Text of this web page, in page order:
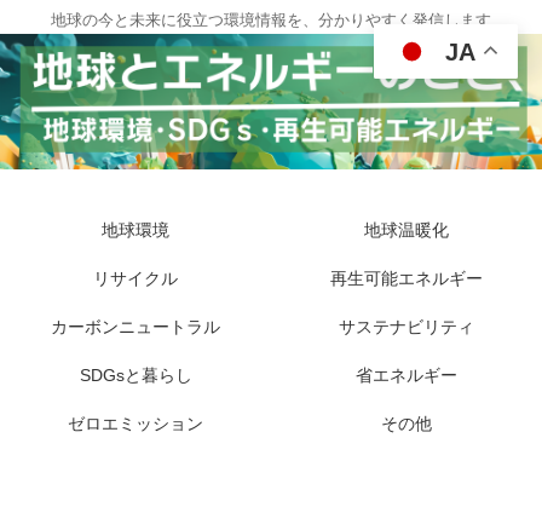
地球の今と未来に役立つ環境情報を、分かりやすく発信します
地球環境 地球温暖化
リサイクル 再生可能エネルギー
カーボンニュートラル サステナビリティ
SDGsと暮らし 省エネルギー
ゼロエミッション その他
JA